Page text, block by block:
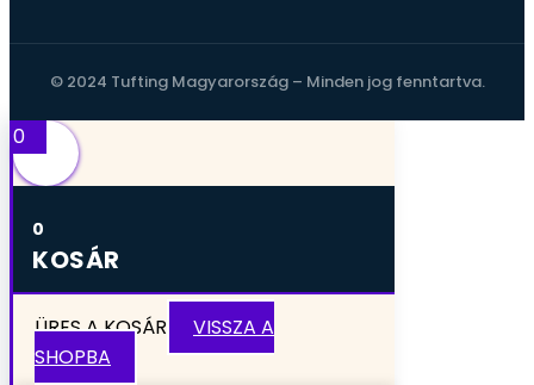
© 2024 Tufting Magyarország – Minden jog fenntartva.
0
0
KOSÁR
ÜRES A KOSÁR
VISSZA A
SHOPBA